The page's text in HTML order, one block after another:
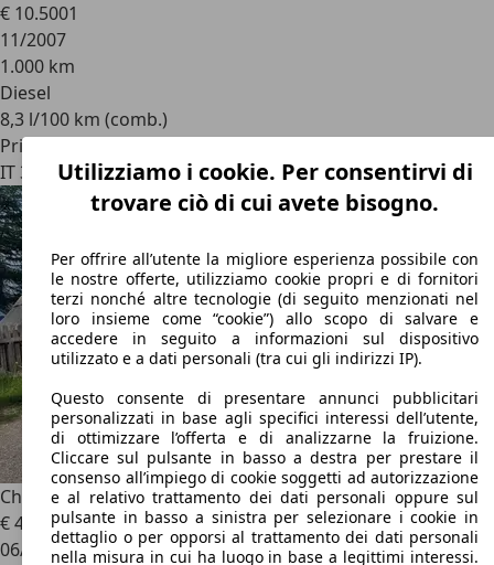
€ 10.5001
11/2007
1.000 km
Diesel
8,3 l/100 km (comb.)
Privato
IT 35014Fontaniva Pd 35014
Chrysler 300C300 C Touring touring 3.0 V6 crd auto
€ 4.800
06/2006
Utilizziamo i cookie. Per consentirvi di
trovare ciò di cui avete bisogno.
Per offrire all’utente la migliore esperienza possibile con
le nostre offerte, utilizziamo cookie propri e di fornitori
terzi nonché altre tecnologie (di seguito menzionati nel
loro insieme come “cookie”) allo scopo di salvare e
accedere in seguito a informazioni sul dispositivo
utilizzato e a dati personali (tra cui gli indirizzi IP).
Questo consente di presentare annunci pubblicitari
personalizzati in base agli specifici interessi dell’utente,
di ottimizzare l’offerta e di analizzarne la fruizione.
Cliccare sul pulsante in basso a destra per prestare il
consenso all’impiego di cookie soggetti ad autorizzazione
e al relativo trattamento dei dati personali oppure sul
pulsante in basso a sinistra per selezionare i cookie in
dettaglio o per opporsi al trattamento dei dati personali
nella misura in cui ha luogo in base a legittimi interessi.